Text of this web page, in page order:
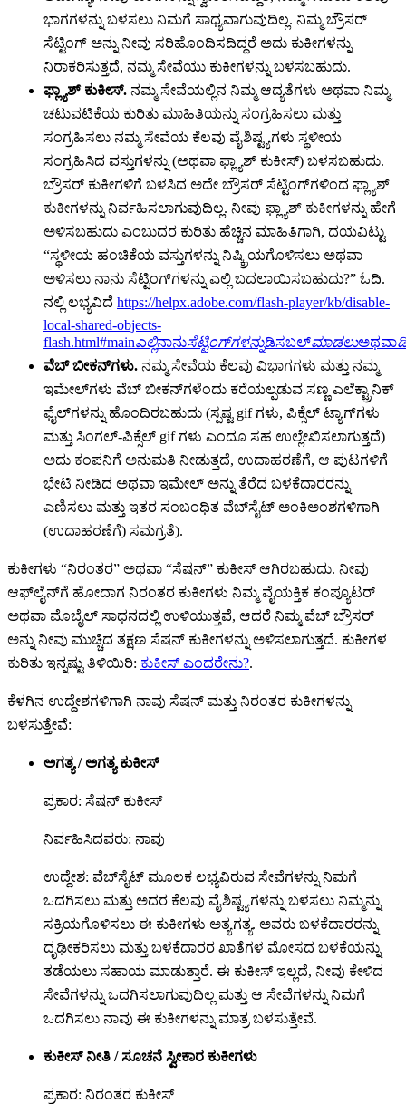
ಭಾಗಗಳನ್ನು ಬಳಸಲು ನಿಮಗೆ ಸಾಧ್ಯವಾಗುವುದಿಲ್ಲ. ನಿಮ್ಮ ಬ್ರೌಸರ್
ಸೆಟ್ಟಿಂಗ್ ಅನ್ನು ನೀವು ಸರಿಹೊಂದಿಸದಿದ್ದರೆ ಅದು ಕುಕೀಗಳನ್ನು
ನಿರಾಕರಿಸುತ್ತದೆ, ನಮ್ಮ ಸೇವೆಯು ಕುಕೀಗಳನ್ನು ಬಳಸಬಹುದು.
ಫ್ಲ್ಯಾಶ್ ಕುಕೀಸ್. ನಮ್ಮ ಸೇವೆಯಲ್ಲಿನ ನಿಮ್ಮ ಆದ್ಯತೆಗಳು ಅಥವಾ ನಿಮ್ಮ
ಚಟುವಟಿಕೆಯ ಕುರಿತು ಮಾಹಿತಿಯನ್ನು ಸಂಗ್ರಹಿಸಲು ಮತ್ತು
ಸಂಗ್ರಹಿಸಲು ನಮ್ಮ ಸೇವೆಯ ಕೆಲವು ವೈಶಿಷ್ಟ್ಯಗಳು ಸ್ಥಳೀಯ
ಸಂಗ್ರಹಿಸಿದ ವಸ್ತುಗಳನ್ನು (ಅಥವಾ ಫ್ಲ್ಯಾಶ್ ಕುಕೀಸ್) ಬಳಸಬಹುದು.
ಬ್ರೌಸರ್ ಕುಕೀಗಳಿಗೆ ಬಳಸಿದ ಅದೇ ಬ್ರೌಸರ್ ಸೆಟ್ಟಿಂಗ್‌ಗಳಿಂದ ಫ್ಲ್ಯಾಶ್
ಕುಕೀಗಳನ್ನು ನಿರ್ವಹಿಸಲಾಗುವುದಿಲ್ಲ. ನೀವು ಫ್ಲ್ಯಾಶ್ ಕುಕೀಗಳನ್ನು ಹೇಗೆ
ಅಳಿಸಬಹುದು ಎಂಬುದರ ಕುರಿತು ಹೆಚ್ಚಿನ ಮಾಹಿತಿಗಾಗಿ, ದಯವಿಟ್ಟು
“ಸ್ಥಳೀಯ ಹಂಚಿಕೆಯ ವಸ್ತುಗಳನ್ನು ನಿಷ್ಕ್ರಿಯಗೊಳಿಸಲು ಅಥವಾ
ಅಳಿಸಲು ನಾನು ಸೆಟ್ಟಿಂಗ್‌ಗಳನ್ನು ಎಲ್ಲಿ ಬದಲಾಯಿಸಬಹುದು?” ಓದಿ.
ನಲ್ಲಿ ಲಭ್ಯವಿದೆ https://helpx.adobe.com/flash-player/kb/disable-
local-shared-objects-
flash.html#mainಎಲ್ಲಿನಾನುಸೆಟ್ಟಿಂಗ್‌ಗಳನ್ನುಡಿಸಬಲ್ಮಾಡಲುಅಥವಾ
ವೆಬ್ ಬೀಕನ್‌ಗಳು. ನಮ್ಮ ಸೇವೆಯ ಕೆಲವು ವಿಭಾಗಗಳು ಮತ್ತು ನಮ್ಮ
ಇಮೇಲ್‌ಗಳು ವೆಬ್ ಬೀಕನ್‌ಗಳೆಂದು ಕರೆಯಲ್ಪಡುವ ಸಣ್ಣ ಎಲೆಕ್ಟ್ರಾನಿಕ್
ಫೈಲ್‌ಗಳನ್ನು ಹೊಂದಿರಬಹುದು (ಸ್ಪಷ್ಟ gif ಗಳು, ಪಿಕ್ಸೆಲ್ ಟ್ಯಾಗ್‌ಗಳು
ಮತ್ತು ಸಿಂಗಲ್-ಪಿಕ್ಸೆಲ್ gif ಗಳು ಎಂದೂ ಸಹ ಉಲ್ಲೇಖಿಸಲಾಗುತ್ತದೆ)
ಅದು ಕಂಪನಿಗೆ ಅನುಮತಿ ನೀಡುತ್ತದೆ, ಉದಾಹರಣೆಗೆ, ಆ ಪುಟಗಳಿಗೆ
ಭೇಟಿ ನೀಡಿದ ಅಥವಾ ಇಮೇಲ್ ಅನ್ನು ತೆರೆದ ಬಳಕೆದಾರರನ್ನು
ಎಣಿಸಲು ಮತ್ತು ಇತರ ಸಂಬಂಧಿತ ವೆಬ್‌ಸೈಟ್ ಅಂಕಿಅಂಶಗಳಿಗಾಗಿ
(ಉದಾಹರಣೆಗೆ) ಸಮಗ್ರತೆ).
ಕುಕೀಗಳು “ನಿರಂತರ” ಅಥವಾ “ಸೆಷನ್” ಕುಕೀಸ್ ಆಗಿರಬಹುದು. ನೀವು
ಆಫ್‌ಲೈನ್‌ಗೆ ಹೋದಾಗ ನಿರಂತರ ಕುಕೀಗಳು ನಿಮ್ಮ ವೈಯಕ್ತಿಕ ಕಂಪ್ಯೂಟರ್
ಅಥವಾ ಮೊಬೈಲ್ ಸಾಧನದಲ್ಲಿ ಉಳಿಯುತ್ತವೆ, ಆದರೆ ನಿಮ್ಮ ವೆಬ್ ಬ್ರೌಸರ್
ಅನ್ನು ನೀವು ಮುಚ್ಚಿದ ತಕ್ಷಣ ಸೆಷನ್ ಕುಕೀಗಳನ್ನು ಅಳಿಸಲಾಗುತ್ತದೆ. ಕುಕೀಗಳ
ಕುರಿತು ಇನ್ನಷ್ಟು ತಿಳಿಯಿರಿ: ಕುಕೀಸ್ ಎಂದರೇನು?.
ಕೆಳಗಿನ ಉದ್ದೇಶಗಳಿಗಾಗಿ ನಾವು ಸೆಷನ್ ಮತ್ತು ನಿರಂತರ ಕುಕೀಗಳನ್ನು
ಬಳಸುತ್ತೇವೆ:
ಅಗತ್ಯ / ಅಗತ್ಯ ಕುಕೀಸ್
ಪ್ರಕಾರ: ಸೆಷನ್ ಕುಕೀಸ್
ನಿರ್ವಹಿಸಿದವರು: ನಾವು
ಉದ್ದೇಶ: ವೆಬ್‌ಸೈಟ್ ಮೂಲಕ ಲಭ್ಯವಿರುವ ಸೇವೆಗಳನ್ನು ನಿಮಗೆ
ಒದಗಿಸಲು ಮತ್ತು ಅದರ ಕೆಲವು ವೈಶಿಷ್ಟ್ಯಗಳನ್ನು ಬಳಸಲು ನಿಮ್ಮನ್ನು
ಸಕ್ರಿಯಗೊಳಿಸಲು ಈ ಕುಕೀಗಳು ಅತ್ಯಗತ್ಯ. ಅವರು ಬಳಕೆದಾರರನ್ನು
ದೃಢೀಕರಿಸಲು ಮತ್ತು ಬಳಕೆದಾರರ ಖಾತೆಗಳ ಮೋಸದ ಬಳಕೆಯನ್ನು
ತಡೆಯಲು ಸಹಾಯ ಮಾಡುತ್ತಾರೆ. ಈ ಕುಕೀಸ್ ಇಲ್ಲದೆ, ನೀವು ಕೇಳಿದ
ಸೇವೆಗಳನ್ನು ಒದಗಿಸಲಾಗುವುದಿಲ್ಲ ಮತ್ತು ಆ ಸೇವೆಗಳನ್ನು ನಿಮಗೆ
ಒದಗಿಸಲು ನಾವು ಈ ಕುಕೀಗಳನ್ನು ಮಾತ್ರ ಬಳಸುತ್ತೇವೆ.
ಕುಕೀಸ್ ನೀತಿ / ಸೂಚನೆ ಸ್ವೀಕಾರ ಕುಕೀಗಳು
ಪ್ರಕಾರ: ನಿರಂತರ ಕುಕೀಸ್